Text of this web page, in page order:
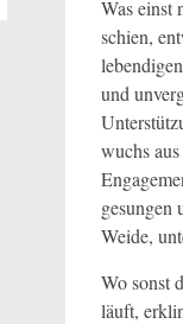
Was einst
schien,
und
wuchs
gesungen
Weide,
Wo sonst
läuft,